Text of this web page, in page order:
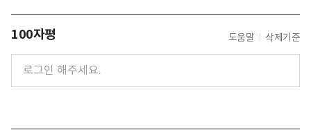
100자평 도움말 삭제기준